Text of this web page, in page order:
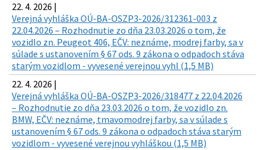
22. 4. 2026 |
Verejná vyhláška OÚ-BA-OSZP3-2026/312361-003 z
22.04.2026 – Rozhodnutie zo dňa 23.03.2026 o tom, že
vozidlo zn. Peugeot 406, EČV: neznáme, modrej farby, sa v
súlade s ustanovením § 67 ods. 9 zákona o odpadoch stáva
starým vozidlom - vyvesené verejnou vyhl (1,5 MB)
22. 4. 2026 |
Verejná vyhláška OÚ-BA-OSZP3-2026/318477 z 22.04.2026
– Rozhodnutie zo dňa 23.03.2026 o tom, že vozidlo zn.
BMW, EČV: neznáme, tmavomodrej farby, sa v súlade s
ustanovením § 67 ods. 9 zákona o odpadoch stáva starým
vozidlom - vyvesené verejnou vyhláškou (1,5 MB)